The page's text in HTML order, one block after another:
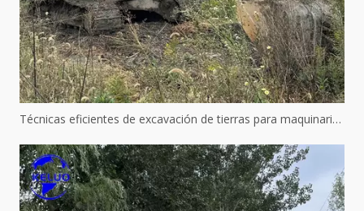
Técnicas eficientes de excavación de tierras para maquinaria hidráulica